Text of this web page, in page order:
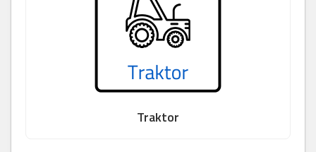
Traktor